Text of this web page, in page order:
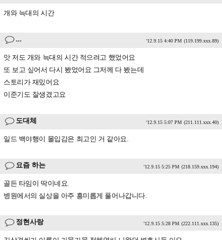
개와 늑대의 시간
... '12.9.15 4:40 PM (119.199.xxx.89)
앗 저도 개와 늑대의 시간 적으려고 했었어요
또 보고 싶어서 다시 봤었어요 그저께 다 봤는데
스토리가 재밌어요
이준기도 잘생겼고요
도대체 '12.9.15 5:07 PM (211.111.xxx.40)
일드 백야행이 몰입감은 최고인 거 같아요.
요즘 하는 '12.9.15 5:25 PM (218.159.xxx.194)
골든 타임이 딱이네요.
병원에서의 실상을 아주 흥미롭게 풀어나갑니다.
정현사랑 '12.9.15 5:28 PM (222.111.xxx.135)